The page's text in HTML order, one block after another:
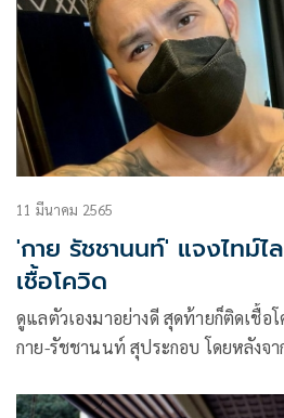
11 มีนาคม 2565
'กาย รัชชานนท์' แจงไทม์
เชื้อโควิด
ดูแลตัวเองมาอย่างดี สุดท้ายก็ติดเชื้อ
กาย-รัชชานนท์ สุประกอบ โดยหลังจ
พร้อมกันนี้ยังได้ออกมาแจ้งไทม์ไลน์ให้